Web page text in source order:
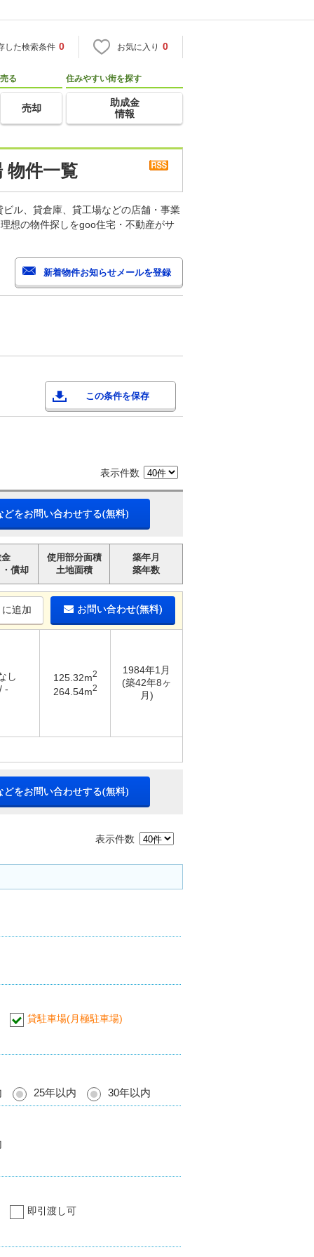
した検索条件 0 お気に入り 0
売る
売却
住みやすい街を探す
助成金
情報
物件一覧
ル、貸倉庫、貸工場などの店舗・事業
想の物件探しをgoo住宅・不動産がサ
この条件を保存
表示件数
どをお問い合わせする(無料)
償却
使用部分面積
土地面積
築年月
築年数
追加 お問い合わせ(無料)
し
-
125.32m2
264.54m2
1984年1月
(築42年8ヶ
月)
どをお問い合わせする(無料)
表示件数
貸駐車場(月極駐車場)
25年以内 30年以内
即引渡し可